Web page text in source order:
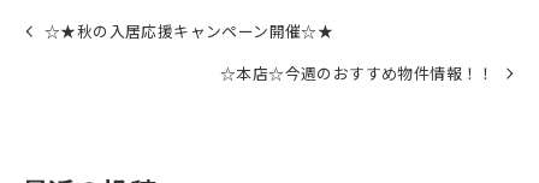
☆★秋の入居応援キャンペーン開催☆★
☆本店☆今週のおすすめ物件情報！！